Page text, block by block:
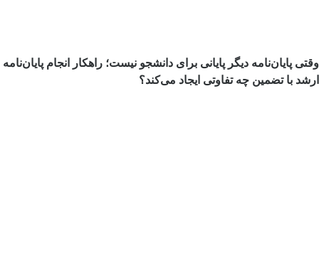
وقتی پایان‌نامه دیگر پایانی برای دانشجو نیست؛ راهکار انجام پایان‌نامه
ارشد با تضمین چه تفاوتی ایجاد می‌کند؟